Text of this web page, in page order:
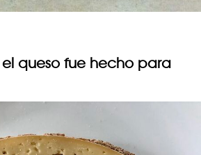
queso fue hecho para